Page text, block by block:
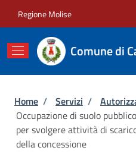
Regione Molise
Comune di
Briciole di
Home / Servizi /
Occupazione di suolo
per svolgere attività di
della concessione